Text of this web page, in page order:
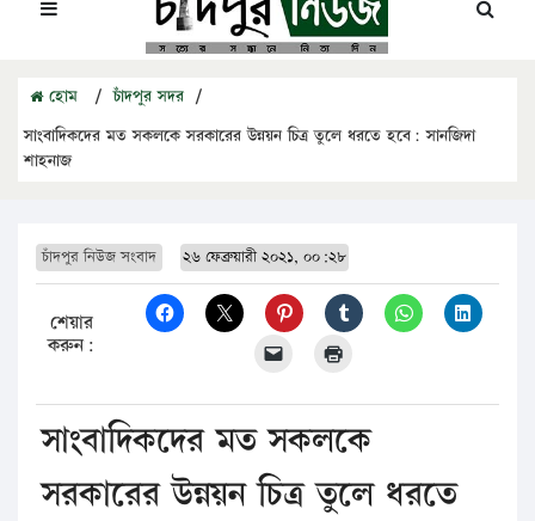
হোম / চাঁদপুর সদর /
সাংবাদিকদের মত সকলকে সরকারের উন্নয়ন চিত্র তুলে ধরতে হবে: সানজিদা
শাহনাজ
চাঁদপুর নিউজ সংবাদ ২৬ ফেব্রুয়ারী ২০২১, ০০:২৮
শেয়ার
করুন:
সাংবাদিকদের মত সকলকে
সরকারের উন্নয়ন চিত্র তুলে ধরতে